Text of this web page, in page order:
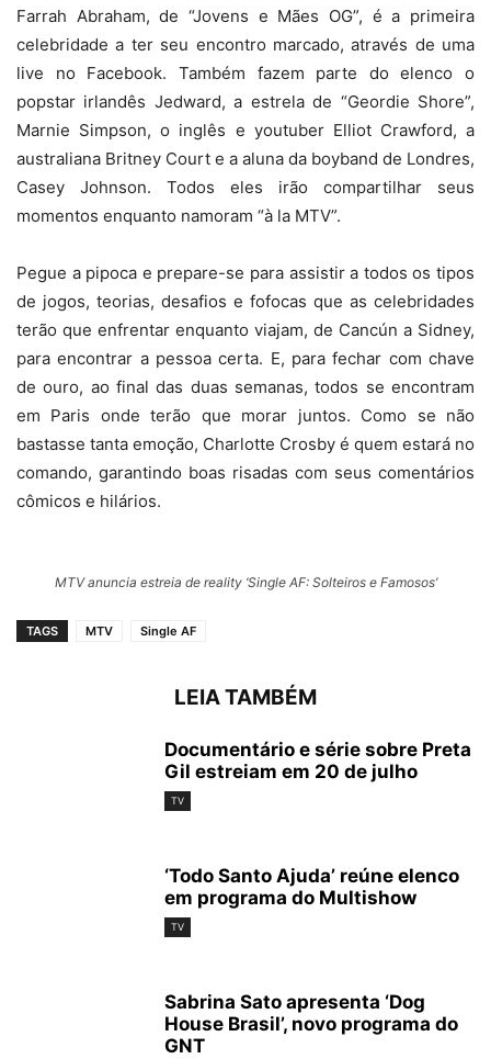
Farrah Abraham, de “Jovens e Mães OG”, é a primeira
celebridade a ter seu encontro marcado, através de uma
live no Facebook. Também fazem parte do elenco o
popstar irlandês Jedward, a estrela de “Geordie Shore”,
Marnie Simpson, o inglês e youtuber Elliot Crawford, a
australiana Britney Court e a aluna da boyband de Londres,
Casey Johnson. Todos eles irão compartilhar seus
momentos enquanto namoram “à la MTV”.
Pegue a pipoca e prepare-se para assistir a todos os tipos
de jogos, teorias, desafios e fofocas que as celebridades
terão que enfrentar enquanto viajam, de Cancún a Sidney,
para encontrar a pessoa certa. E, para fechar com chave
de ouro, ao final das duas semanas, todos se encontram
em Paris onde terão que morar juntos. Como se não
bastasse tanta emoção, Charlotte Crosby é quem estará no
comando, garantindo boas risadas com seus comentários
cômicos e hilários.
MTV anuncia estreia de reality ‘Single AF: Solteiros e Famosos’
TAGS MTV Single AF
LEIA TAMBÉM
Documentário e série sobre Preta
Gil estreiam em 20 de julho
TV
‘Todo Santo Ajuda’ reúne elenco
em programa do Multishow
TV
Sabrina Sato apresenta ‘Dog
House Brasil’, novo programa do
GNT